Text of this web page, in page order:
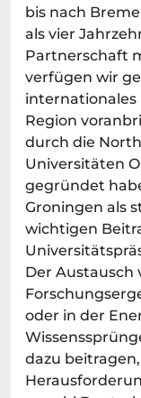
bis nach
als vier
Partnerschaft
verfügen wir
internationales
Region
durch die
Universitäten
gegründet
Groningen als
wichtigen
Der Austausch
oder in der
dazu